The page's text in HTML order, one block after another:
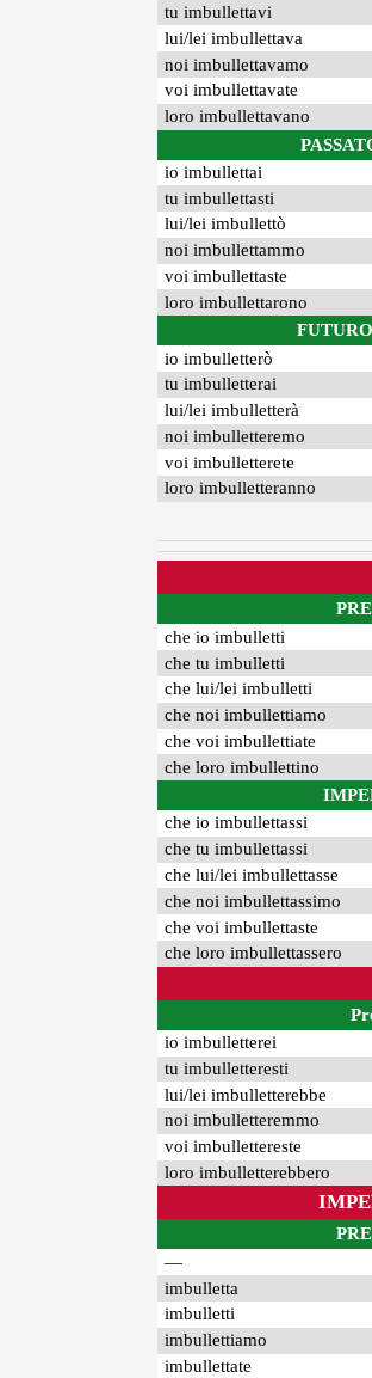
tu imbullettavi
lui/lei imbullettava
noi imbullettavamo
voi imbullettavate
loro imbullettavano
io imbullettai
tu imbullettasti
lui/lei imbullettò
noi imbullettammo
voi imbullettaste
loro imbullettarono
io imbulletterò
tu imbulletterai
lui/lei imbulletterà
noi imbulletteremo
voi imbulletterete
loro imbulletteranno
che io imbulletti
che tu imbulletti
che lui/lei imbulletti
che noi imbullettiamo
che voi imbullettiate
che loro imbullettino
che io imbullettassi
che tu imbullettassi
che lui/lei imbullettasse
che noi imbullettassimo
che voi imbullettaste
che loro imbullettassero
io imbulletterei
tu imbulletteresti
lui/lei imbulletterebbe
noi imbulletteremmo
voi imbullettereste
loro imbulletterebbero
—
imbulletta
imbulletti
imbullettiamo
imbullettate